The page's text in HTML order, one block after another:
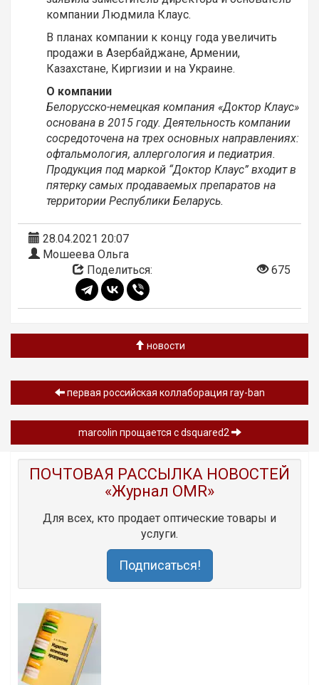
компании Людмила Клаус.
В планах компании к концу года увеличить
продажи в Азербайджане, Армении,
Казахстане, Киргизии и на Украине.
О компании
Белорусско-немецкая компания «Доктор Клаус»
основана в 2015 году. Деятельность компании
сосредоточена на трех основных направлениях:
офтальмология, аллергология и педиатрия.
Продукция под маркой “Доктор Клаус” входит в
пятерку самых продаваемых препаратов на
территории Республики Беларусь.
28.04.2021 20:07
Мошеева Ольга
Поделиться:
675
новости
первая российская коллаборация ray-ban
marcolin прощается с dsquared2
ПОЧТОВАЯ РАССЫЛКА НОВОСТЕЙ
«Журнал OMR»
Для всех, кто продает оптические товары и
услуги.
Подписаться!